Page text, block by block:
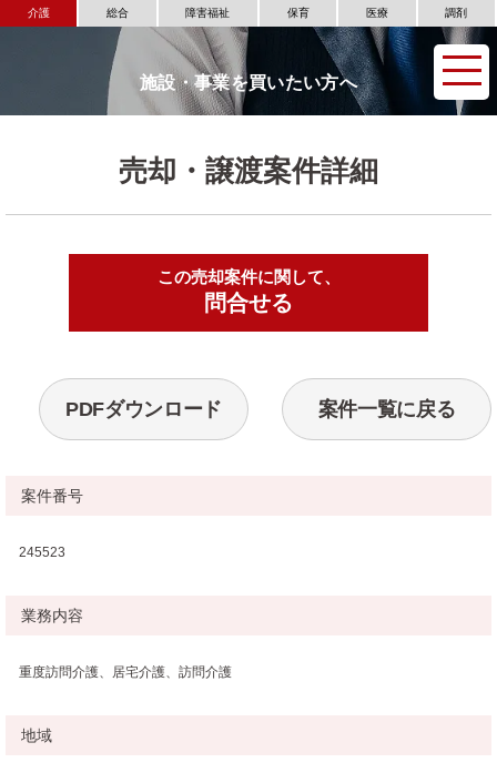
介護 総合 障害福祉 保育 医療 調剤
施設・事業を買いたい方へ
売却・譲渡案件詳細
この売却案件に関して、
問合せる
PDFダウンロード 案件一覧に戻る
案件番号
245523
業務内容
重度訪問介護、居宅介護、訪問介護
地域